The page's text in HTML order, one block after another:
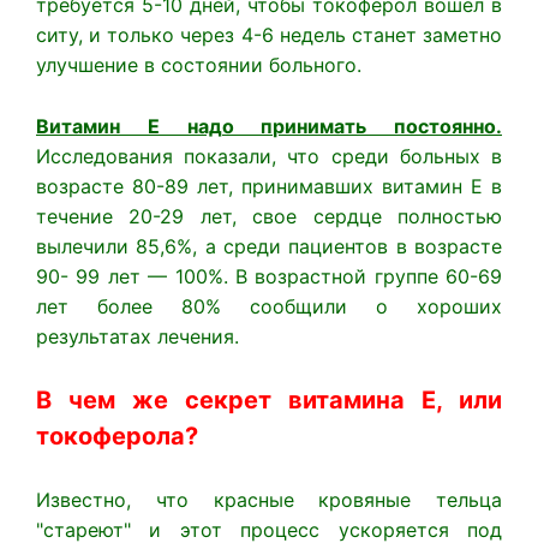
требуется 5-10 дней, чтобы токоферол вошел в
ситу, и только через 4-6 недель станет заметно
улучшение в состоянии больного.
Витамин Е надо принимать постоянно.
Исследования показали, что среди больных в
возрасте 80-89 лет, принимавших витамин Е в
течение 20-29 лет, свое сердце полностью
вылечили 85,6%, а среди пациентов в возрасте
90- 99 лет — 100%. В возрастной группе 60-69
лет более 80% сообщили о хороших
результатах лечения.
В чем же секрет витамина Е, или
токоферола?
Известно, что красные кровяные тельца
"стареют" и этот процесс ускоряется под